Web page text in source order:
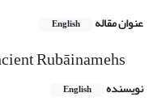
عنوان مقاله English
Rubāinamehs
نویسنده English